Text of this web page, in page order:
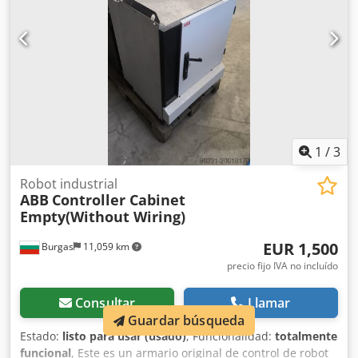
durante todo el proyecto. Disponemos de una amplia
gama de robots en stock y, si está interesado en compras
al por mayor, estaremos encantados de ofrecerle un
descuento. El mismo modelo está disponible de distintos
años de fabricación y las compras en cantidad se
benefician de precios especiales. Como PLC Merkezi EOOD,
contamos con más de 300 robots en inventario y
trabajamos con las marcas KUKA, ABB, FANUC y Motoman.
1 /3
Burgas 11,059 km
Robot industrial
ABB Controller Cabinet
Empty(Without Wiring)
EUR 1,500
precio fijo IVA no incluído
Consultar Llamar
Estado: listo para usar (usado), Funcionalidad: totalmente
funcional, Este es un armario original de control de robot
Guardar búsqueda